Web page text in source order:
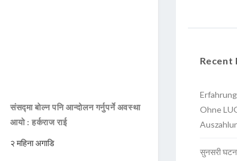
संसद्मा बोल्न पनि आन्दोलन गर्नुपर्ने अवस्था
आयो : हर्कराज राई
२ महिना अगाडि
Recent
Ohne
सुनसरी